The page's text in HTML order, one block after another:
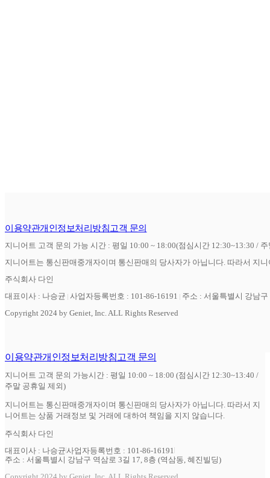
이용약관개인정보처리방침고객 문의
지니어트 고객 문의 가능 시간 : 평일 10:00 ~ 18:00(점심시간 12:30~13:30 /
지니어트는 통신판매중개자이며 통신판매의 당사자가 아닙니다. 따라서 지
주식회사 다인
대표이사 : 나승균 사업자등록번호 : 101-86-16191
주소 : 서울특별시 강남
Copyright 2024 by Geniet, Inc. ALL Rights Reserved
이용약관개인정보처리방침고객 문의
지니어트 고객 문의 가능시간 : 평일 10:00 ~ 18:00 (점심시간 12:30~13:40 /
주말 공휴일 제외)
지니어트는 통신판매중개자이며 통신판매의 당사자가 아닙니다. 따라서 지
니어트는 상품 거래정보 및 거래에 대하여 책임을 지지 않습니다.
주식회사 다인
대표이사 : 나승균사업자등록번호 : 101-86-16191
주소 : 서울특별시 강남구 역삼로 3길 17, 8층 (역삼동, 혜진빌딩)